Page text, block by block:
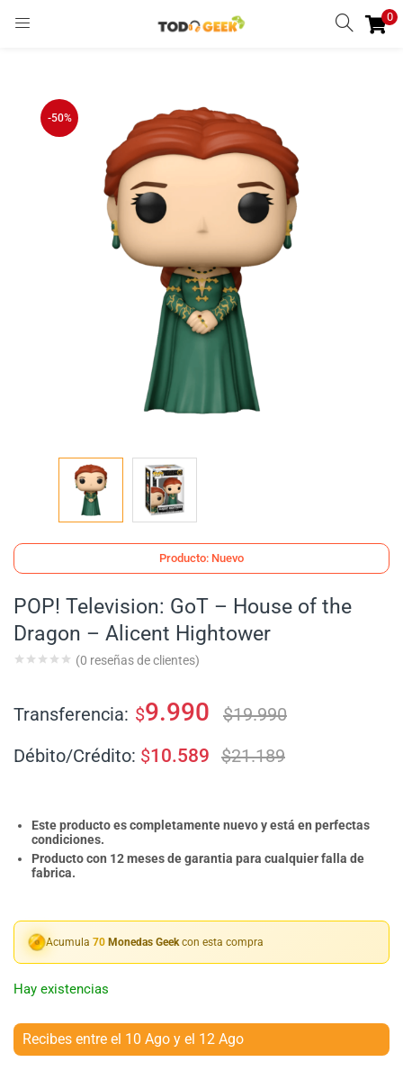
0
-50%
Producto: Nuevo
POP! Television: GoT – House of the
Dragon – Alicent Hightower
(0 reseñas de clientes)
Transferencia: $9.990 $19.990
Débito/Crédito: $10.589 $21.189
Este producto es completamente nuevo y está en perfectas
condiciones.
Producto con 12 meses de garantia para cualquier falla de
fabrica.
Acumula 70 Monedas Geek con esta compra
Hay existencias
Recibes entre el 10 Ago y el 12 Ago
REGISTRARSE
Remember me
Ingresar
Lost password?